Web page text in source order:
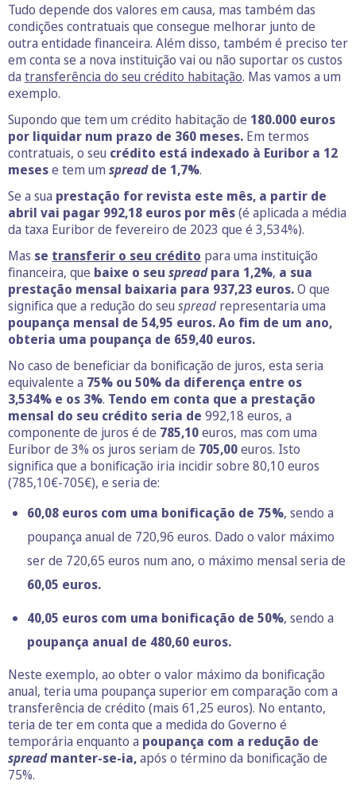
Tudo depende dos valores em causa, mas também das
condições contratuais que consegue melhorar junto de
outra entidade financeira. Além disso, também é preciso ter
em conta se a nova instituição vai ou não suportar os custos
da transferência do seu crédito habitação. Mas vamos a um
exemplo.
Supondo que tem um crédito habitação de 180.000 euros
por liquidar num prazo de 360 meses. Em termos
contratuais, o seu crédito está indexado à Euribor a 12
mesese tem um spreadde 1,7%.
Se a sua prestação for revista este mês, a partir de
abril vai pagar 992,18 euros por mês(é aplicada a média
da taxa Euribor de fevereiro de 2023 que é 3,534%).
Mas se transferir o seu crédito para uma instituição
financeira, que baixe o seu spreadpara 1,2%, a sua
prestação mensal baixaria para 937,23 euros.O que
significa que a redução do seu spread representaria uma
poupança mensal de 54,95 euros.Ao fim de um ano,
obteria uma poupança de 659,40 euros.
No caso de beneficiar da bonificação de juros, esta seria
equivalente a 75% ou 50% da diferença entre os
3,534% e os 3%. Tendo em conta que a prestação
mensal do seu crédito seria de 992,18 euros, a
componente de juros é de 785,10euros, mas com uma
Euribor de 3% os juros seriam de 705,00euros. Isto
significa que a bonificação iria incidir sobre 80,10 euros
(785,10€-705€), e seria de:
60,08 euros com uma bonificação de 75%, sendo a
poupança anual de 720,96 euros. Dado o valor máximo
ser de 720,65 euros num ano, o máximo mensal seria de
60,05 euros.
40,05 euros com uma bonificação de 50%, sendo a
poupança anual de 480,60 euros.
Neste exemplo, ao obter o valor máximo da bonificação
anual, teria uma poupança superior em comparação com a
transferência de crédito (mais 61,25 euros). No entanto,
teria de ter em conta que a medida do Governo é
temporária enquanto a poupança com a redução de
spreadmanter-se-ia,após o término da bonificação de
75%.